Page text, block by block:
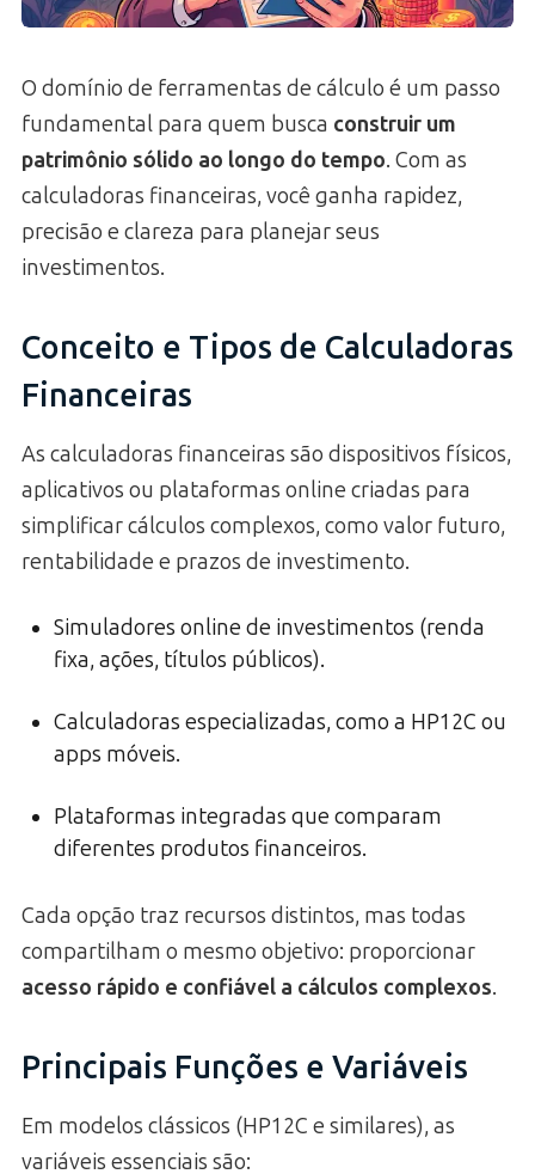
O domínio de ferramentas de cálculo é um passo
fundamental para quem busca construir um
patrimônio sólido ao longo do tempo. Com as
calculadoras financeiras, você ganha rapidez,
precisão e clareza para planejar seus
investimentos.
Conceito e Tipos de Calculadoras
Financeiras
As calculadoras financeiras são dispositivos físicos,
aplicativos ou plataformas online criadas para
simplificar cálculos complexos, como valor futuro,
rentabilidade e prazos de investimento.
Simuladores online de investimentos (renda
fixa, ações, títulos públicos).
Calculadoras especializadas, como a HP12C ou
apps móveis.
Plataformas integradas que comparam
diferentes produtos financeiros.
Cada opção traz recursos distintos, mas todas
compartilham o mesmo objetivo: proporcionar
acesso rápido e confiável a cálculos complexos.
Principais Funções e Variáveis
Em modelos clássicos (HP12C e similares), as
variáveis essenciais são: